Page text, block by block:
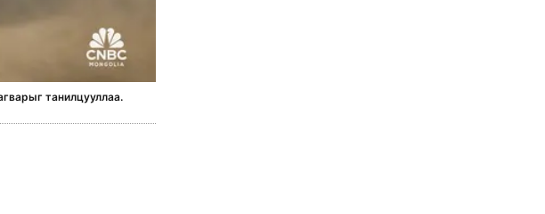
танилцууллаа.